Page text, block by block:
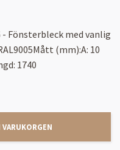
Fönsterbleck med vanlig
(mm):A: 10
1740
VARUKORGEN